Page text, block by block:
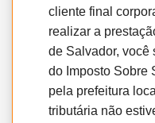
cliente final
realizar a
de Salvador, você
do Imposto Sobre
pela prefeitura
tributária não